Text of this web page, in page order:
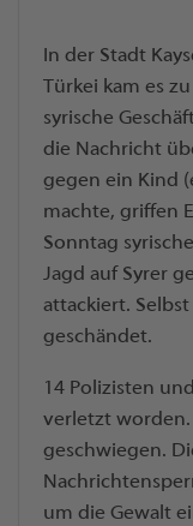
In der Stadt
Türkei kam es
syrische
die Nachricht
gegen ein Kind
machte, griffen
Sonntag
Jagd auf Syrer
attackiert.
geschändet.
14 Polizisten
verletzt worden.
geschwiegen.
um die Gewalt